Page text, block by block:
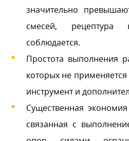
значительно
смесей, рецептура
соблюдается.
Простота выполнения
которых не
инструмент и
Существенная
связанная с